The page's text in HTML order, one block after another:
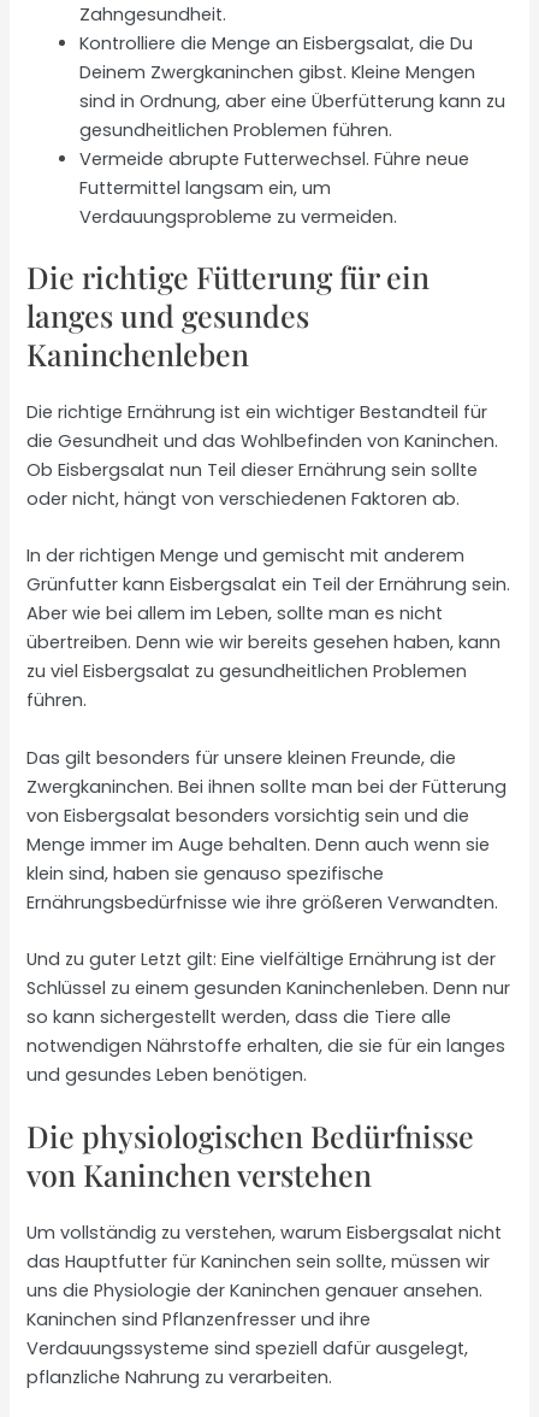
Zahngesundheit.
Kontrolliere die Menge an Eisbergsalat, die Du
Deinem Zwergkaninchen gibst. Kleine Mengen
sind in Ordnung, aber eine Überfütterung kann zu
gesundheitlichen Problemen führen.
Vermeide abrupte Futterwechsel. Führe neue
Futtermittel langsam ein, um
Verdauungsprobleme zu vermeiden.
Die richtige Fütterung für ein
langes und gesundes
Kaninchenleben
Die richtige Ernährung ist ein wichtiger Bestandteil für
die Gesundheit und das Wohlbefinden von Kaninchen.
Ob Eisbergsalat nun Teil dieser Ernährung sein sollte
oder nicht, hängt von verschiedenen Faktoren ab.
In der richtigen Menge und gemischt mit anderem
Grünfutter kann Eisbergsalat ein Teil der Ernährung sein.
Aber wie bei allem im Leben, sollte man es nicht
übertreiben. Denn wie wir bereits gesehen haben, kann
zu viel Eisbergsalat zu gesundheitlichen Problemen
führen.
Das gilt besonders für unsere kleinen Freunde, die
Zwergkaninchen. Bei ihnen sollte man bei der Fütterung
von Eisbergsalat besonders vorsichtig sein und die
Menge immer im Auge behalten. Denn auch wenn sie
klein sind, haben sie genauso spezifische
Ernährungsbedürfnisse wie ihre größeren Verwandten.
Und zu guter Letzt gilt: Eine vielfältige Ernährung ist der
Schlüssel zu einem gesunden Kaninchenleben. Denn nur
so kann sichergestellt werden, dass die Tiere alle
notwendigen Nährstoffe erhalten, die sie für ein langes
und gesundes Leben benötigen.
Die physiologischen Bedürfnisse
von Kaninchen verstehen
Um vollständig zu verstehen, warum Eisbergsalat nicht
das Hauptfutter für Kaninchen sein sollte, müssen wir
uns die Physiologie der Kaninchen genauer ansehen.
Kaninchen sind Pflanzenfresser und ihre
Verdauungssysteme sind speziell dafür ausgelegt,
pflanzliche Nahrung zu verarbeiten.